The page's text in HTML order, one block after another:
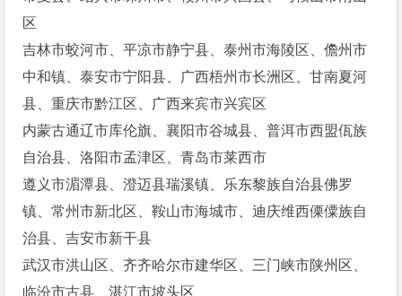
区
吉林市蛟河市、平凉市静宁县、泰州市海陵区、儋州市
中和镇、泰安市宁阳县、广西梧州市长洲区、甘南夏河
县、重庆市黔江区、广西来宾市兴宾区
内蒙古通辽市库伦旗、襄阳市谷城县、普洱市西盟佤族
自治县、洛阳市孟津区、青岛市莱西市
遵义市湄潭县、澄迈县瑞溪镇、乐东黎族自治县佛罗
镇、常州市新北区、鞍山市海城市、迪庆维西傈僳族自
治县、吉安市新干县
武汉市洪山区、齐齐哈尔市建华区、三门峡市陕州区、
临汾市古县、湛江市坡头区